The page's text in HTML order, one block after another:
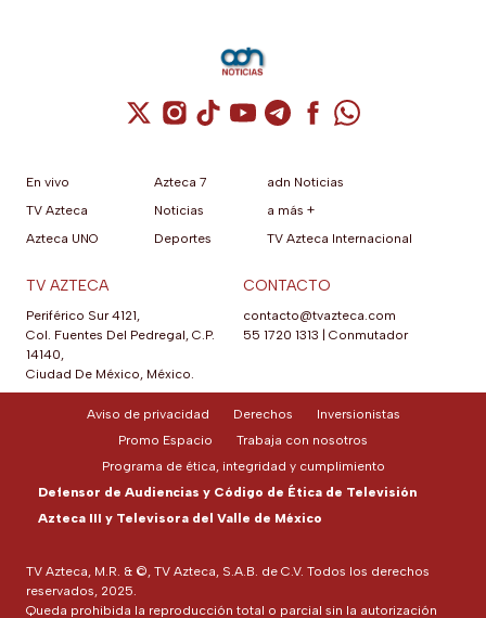
Cuenta de X / Twitter (se abre en una
Cuenta de Instagram (se abre en una
Cuenta de TikTok (se abre en
Cuenta de YouTube (se abre
Cuenta de Telegram (se
Cuenta de
Cuenta de
En vivo
TV Azteca
Azteca UNO
Azteca 7
Noticias
Deportes
adn Noticias
a más +
TV Azteca Internacional
TV AZTECA
Periférico Sur 4121,
Col. Fuentes Del Pedregal, C.P.
14140,
Ciudad De México, México.
CONTACTO
contacto@tvazteca.com
55 1720 1313
Conmutador
TV Azteca, M.R. & ©, TV Azteca, S.A.B. de C.V. Todos los derechos
reservados, 2025.
Queda prohibida la reproducción total o parcial sin la autorización
Aviso de privacidad Derechos
Inversionistas
Promo Espacio
Trabaja con nosotros
Programa de ética, integridad y cumplimiento
Defensor de Audiencias y Código de Ética de Televisión
Azteca III y Televisora del Valle de México